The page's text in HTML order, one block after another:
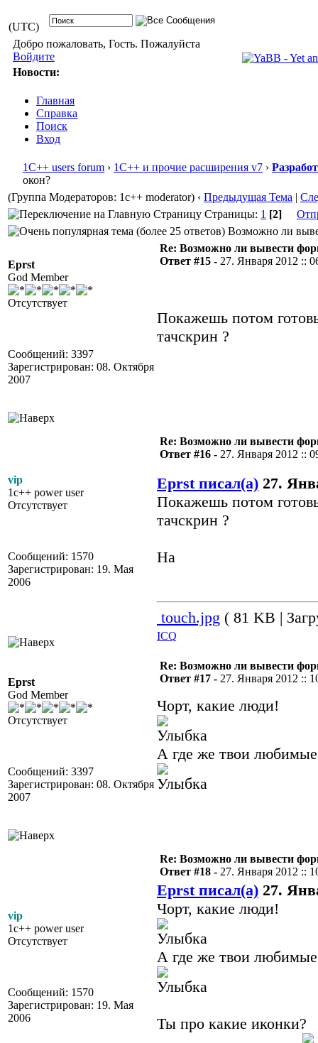
(UTC)
Добро пожаловать, Гость. Пожалуйста
Войдите
Новости:
Главная
Справка
Поиск
Вход
1С++ users forum › 1С++ и прочие расширения v7 ›
окон?
(Группа Модераторов: 1c++ moderator) ‹ Предыдущая Тема |
Страницы: 1 [2]
Возможно ли
Eprst
God Member
Отсутствует
Сообщений: 3397
Зарегистрирован: 08. Октября
2007
Re: Возможно ли вывести
Ответ #15 - 27. Января 2012 ::
Покажешь потом
тачскрин ?
vip
1c++ power user
Отсутствует
Сообщений: 1570
Зарегистрирован: 19. Мая
2006
Re: Возможно ли вывести
Ответ #16 - 27. Января 2012 ::
Eprst писал(а) 27.
Покажешь потом
тачскрин ?
На
touch.jpg ( 81 KB |
ICQ
Eprst
God Member
Отсутствует
Сообщений: 3397
Зарегистрирован: 08. Октября
2007
Re: Возможно ли вывести
Ответ #17 - 27. Января 2012 ::
Чорт, какие люди!
А где же твои
vip
1c++ power user
Отсутствует
Сообщений: 1570
Зарегистрирован: 19. Мая
2006
Re: Возможно ли вывести
Ответ #18 - 27. Января 2012 ::
Eprst писал(а) 27.
Чорт, какие люди!
А где же твои
Ты про какие иконки?